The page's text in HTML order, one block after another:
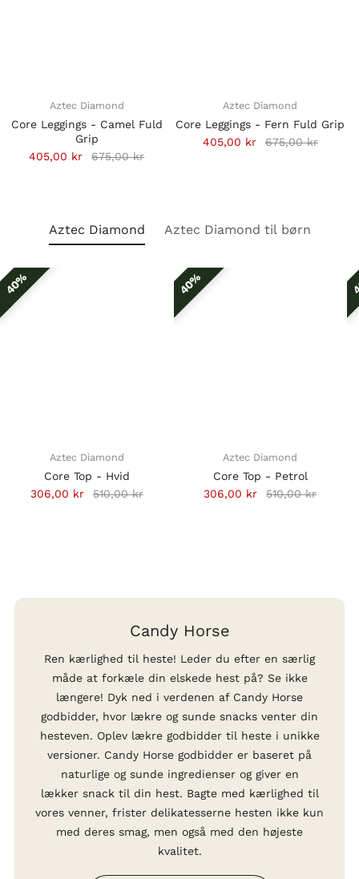
Aztec Diamond
Core Leggings - Camel Fuld
Grip
405,00 kr
675,00 kr
Aztec Diamond
Core Leggings - Fern Fuld Grip
405,00 kr
675,00 kr
Aztec Diamond Aztec Diamond til børn
40%
Aztec Diamond
Core Top - Hvid
306,00 kr
510,00 kr
40%
Aztec Diamond
Core Top - Petrol
306,00 kr
510,00 kr
Candy Horse
Ren kærlighed til heste! Leder du efter en særlig
måde at forkæle din elskede hest på? Se ikke
længere! Dyk ned i verdenen af Candy Horse
godbidder, hvor lækre og sunde snacks venter din
hesteven. Oplev lækre godbidder til heste i unikke
versioner. Candy Horse godbidder er baseret på
naturlige og sunde ingredienser og giver en
lækker snack til din hest. Bagte med kærlighed til
vores venner, frister delikatesserne hesten ikke kun
med deres smag, men også med den højeste
kvalitet.